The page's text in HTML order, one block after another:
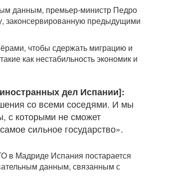
данным, премьер-министр Педро
законсервированную предыдущими
чтобы сдержать миграцию и
как нестабильность экономик и
дел Испании]:
со всеми соседями. И мы
с которыми не сможет
сильное государство».
в Мадриде Испания постарается
данным, связанным с